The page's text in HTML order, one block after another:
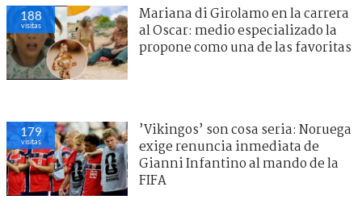
188
visitas
Mariana di Girolamo en la carrera
al Oscar: medio especializado la
propone como una de las favoritas
179
visitas
’Vikingos’ son cosa seria: Noruega
exige renuncia inmediata de
Gianni Infantino al mando de la
FIFA